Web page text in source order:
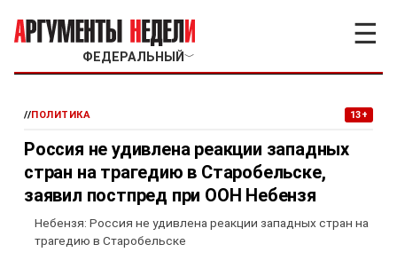
ФЕДЕРАЛЬНЫЙ ﹀
☰
//ПОЛИТИКА 13+
Россия не удивлена реакции западных
стран на трагедию в Старобельске,
заявил постпред при ООН Небензя
Небензя: Россия не удивлена реакции западных стран на
трагедию в Старобельске